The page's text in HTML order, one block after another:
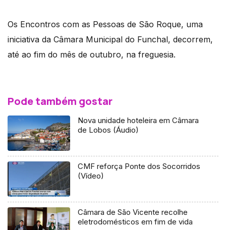
Os Encontros com as Pessoas de São Roque, uma
iniciativa da Câmara Municipal do Funchal, decorrem,
até ao fim do mês de outubro, na freguesia.
Pode também gostar
Nova unidade hoteleira em Câmara
de Lobos (Áudio)
CMF reforça Ponte dos Socorridos
(Vídeo)
Câmara de São Vicente recolhe
eletrodomésticos em fim de vida